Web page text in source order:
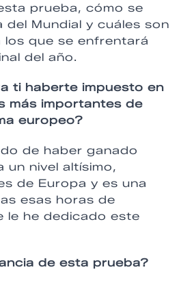
prueba, cómo se
del Mundial y cuáles son
los que se enfrentará
del año.
ti haberte impuesto en
más importantes de
europeo?
de haber ganado
un nivel altísimo,
de Europa y es una
esas horas de
le he dedicado este
de esta prueba?